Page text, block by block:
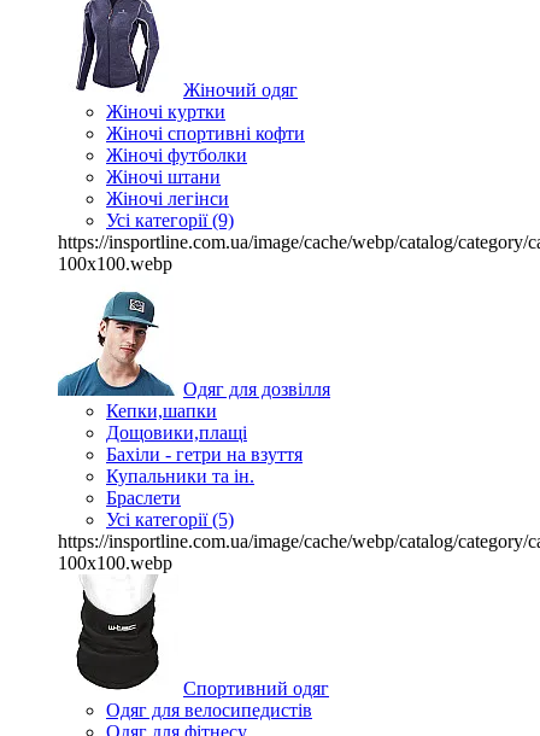
Жіночий одяг
Жіночі куртки
Жіночі спортивні кофти
Жіночі футболки
Жіночі штани
Жіночі легінси
Усі категорії (9)
https://insportline.com.ua/image/cache/webp/catalog/category/
100x100.webp
Одяг для дозвілля
Кепки,шапки
Дощовики,плащі
Бахіли - гетри на взуття
Купальники та ін.
Браслети
Усі категорії (5)
https://insportline.com.ua/image/cache/webp/catalog/category/
100x100.webp
Спортивний одяг
Одяг для велосипедистів
Одяг для фітнесу